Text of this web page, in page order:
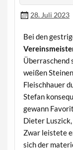
28. Juli 2023
Bei den
Überraschend
weißen
Fleischhauer
Stefan
gewann
Dieter
Zwar leistete
sich der